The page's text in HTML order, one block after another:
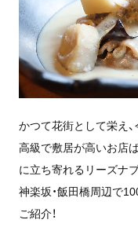
かつて花街として栄え
高級で敷居が高いお店
に立ち寄れるリーズナ
神楽坂・飯田橋周辺で
ご紹介！